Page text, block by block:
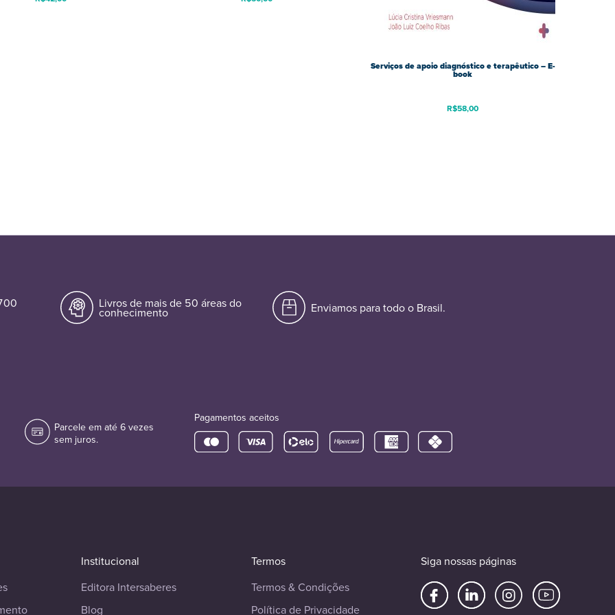
Serviços de apoio diagnóstico e terapêutico – E-
book
R$58,00
Livros de mais de 50 áreas do
conhecimento Enviamos para todo o Brasil.
Parcele em até 6 vezes
sem juros.
Pagamentos aceitos
Institucional
Editora Intersaberes
Blog
Termos
Termos & Condições
Política de Privacidade
Siga nossas páginas